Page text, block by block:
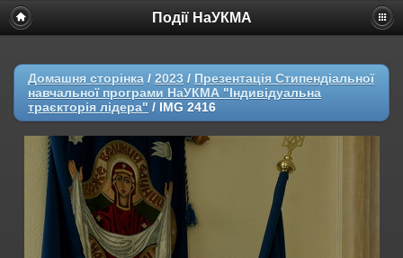
Події НаУКМА
Домашня сторінка / 2023 / Презентація Стипендіальної
навчальної програми НаУКМА "Індивідуальна
траєкторія лідера" / IMG 2416